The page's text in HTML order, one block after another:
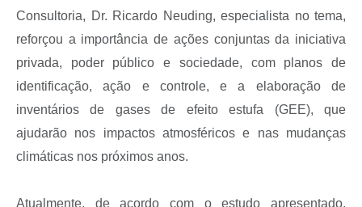
Consultoria, Dr. Ricardo Neuding, especialista no tema,
reforçou a importância de ações conjuntas da iniciativa
privada, poder público e sociedade, com planos de
identificação, ação e controle, e a elaboração de
inventários de gases de efeito estufa (GEE), que
ajudarão nos impactos atmosféricos e nas mudanças
climáticas nos próximos anos.
Atualmente, de acordo com o estudo apresentado,